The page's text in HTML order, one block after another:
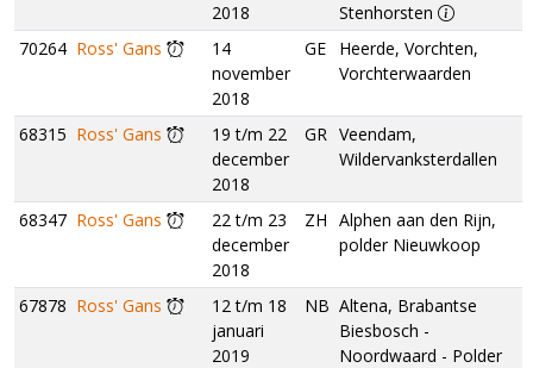
2018
Stenhorsten
70264 Ross' Gans
14
november
2018
GE
Heerde, Vorchten,
Vorchterwaarden
68315 Ross' Gans
19 t/m 22
december
2018
GR Veendam,
Wildervanksterdallen
68347 Ross' Gans
22 t/m 23
december
2018
ZH Alphen aan den Rijn,
polder Nieuwkoop
67878 Ross' Gans
12 t/m 18
januari
2019
NB Altena, Brabantse
Biesbosch -
Noordwaard - Polder